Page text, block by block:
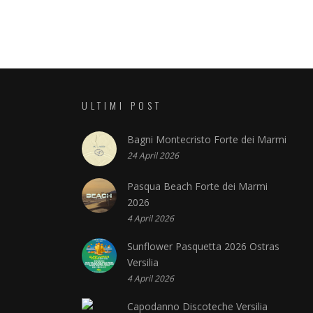
ULTIMI POST
Bagni Montecristo Forte dei Marmi
24 April 2026
Pasqua Beach Forte dei Marmi
2026
4 April 2026
Sunflower Pasquetta 2026 Ostras
Versilia
4 April 2026
Capodanno Discoteche Versilia